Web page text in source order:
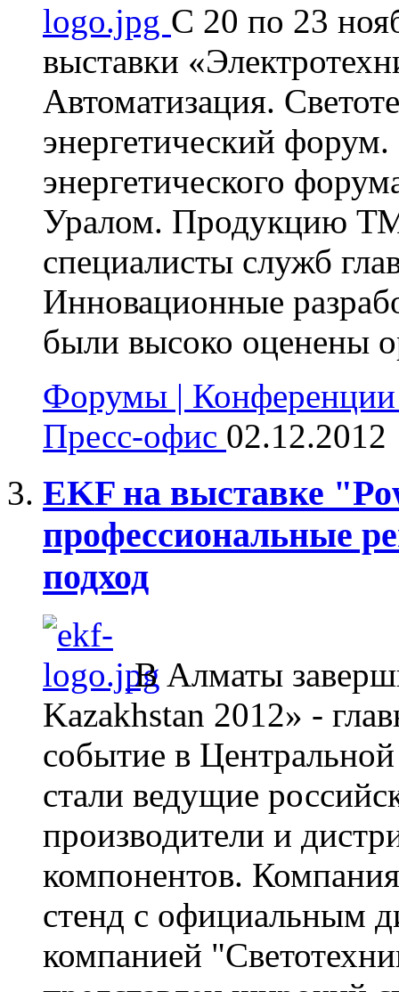
С 20 по 23
выставки
Автоматизация.
энергетический
энергетического
Уралом. Продукцию ТМ
специалисты служб
Инновационные
были высоко оценены
Форумы |
Пресс-офис 02.12.2012
EKF на выставке
профессиональные
подход
В Алматы
Kazakhstan 2012» -
событие в
стали ведущие
производители и
компонентов.
стенд с официальным
компанией